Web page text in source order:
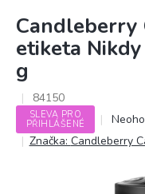
Candleberry
etiketa
g
84150
SLEVA PRO
PŘIHLÁŠENÉ
0,0
Značka: Candleberry